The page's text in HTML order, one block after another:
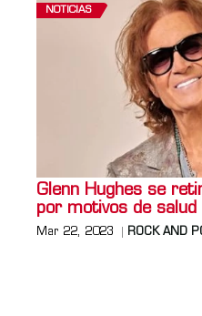
NOTICIAS
Glenn Hughes se
por motivos de salud
Mar 22, 2023 ROCK AND